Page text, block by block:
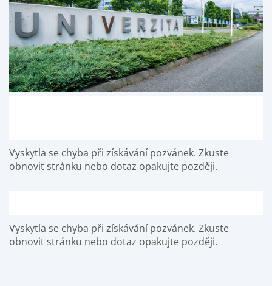
Vyskytla se chyba při získávání pozvánek. Zkuste
obnovit stránku nebo dotaz opakujte později.
Vyskytla se chyba při získávání pozvánek. Zkuste
obnovit stránku nebo dotaz opakujte později.